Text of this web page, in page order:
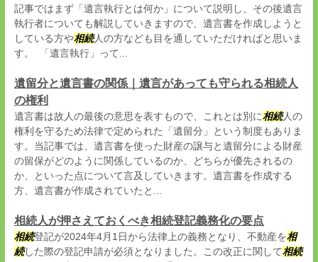
記事ではまず「遺言執行とは何か」について説明し、その後遺言
執行者についても解説していきますので、遺言書を作成しようと
している方や相続人の方なども目を通していただければと思いま
す。 「遺言執行」って...
遺留分と遺言書の関係｜遺言があっても守られる相続人
の権利
遺言書は故人の最後の意思を表すもので、これとは別に相続人の
権利を守るため法律で定められた「遺留分」という制度もありま
す。当記事では、遺言書を使った財産の譲与と遺留分による財産
の留保がどのように関係しているのか、どちらが優先されるの
か、といった点について言及していきます。遺言書を作成する
方、遺言書が作成されていたと...
相続人が押さえておくべき相続登記義務化の要点
相続登記が2024年4月1日から法律上の義務となり、不動産を相
続した際の登記申請が必須となりました。この改正に関して相続